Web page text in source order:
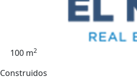
100 m2
Construidos